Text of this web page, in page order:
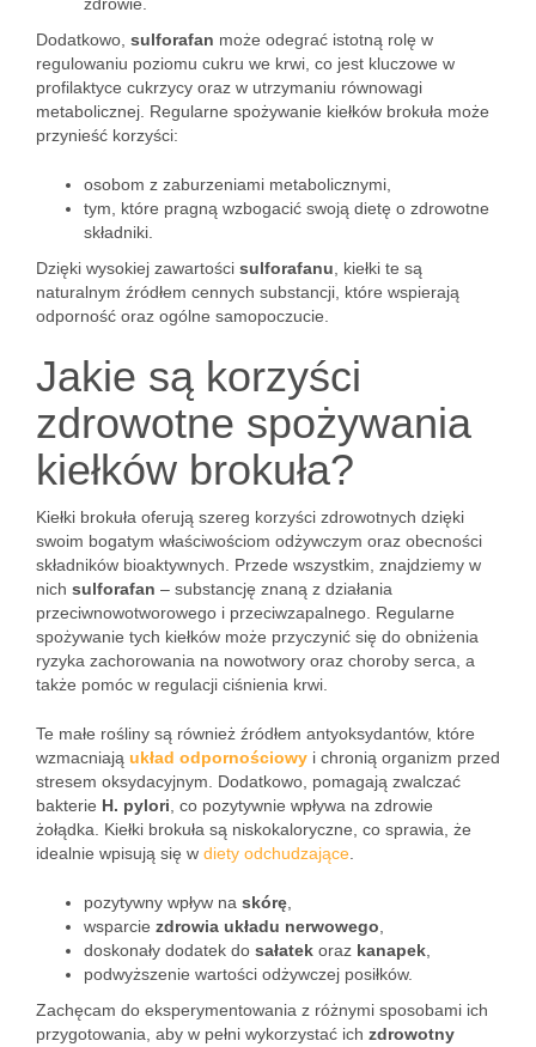
Dodatkowo, sulforafan może odegrać istotną rolę w
regulowaniu poziomu cukru we krwi, co jest kluczowe w
profilaktyce cukrzycy oraz w utrzymaniu równowagi
metabolicznej. Regularne spożywanie kiełków brokuła może
przynieść korzyści:
osobom z zaburzeniami metabolicznymi,
tym, które pragną wzbogacić swoją dietę o zdrowotne
składniki.
Dzięki wysokiej zawartości sulforafanu , kiełki te są
naturalnym źródłem cennych substancji, które wspierają
odporność oraz ogólne samopoczucie.
Jakie są korzyści
zdrowotne spożywania
kiełków brokuła?
Kiełki brokuła oferują szereg korzyści zdrowotnych dzięki
swoim bogatym właściwościom odżywczym oraz obecności
składników bioaktywnych. Przede wszystkim, znajdziemy w
nich sulforafan – substancję znaną z działania
przeciwnowotworowego i przeciwzapalnego. Regularne
spożywanie tych kiełków może przyczynić się do obniżenia
ryzyka zachorowania na nowotwory oraz choroby serca, a
także pomóc w regulacji ciśnienia krwi.
Te małe rośliny są również źródłem antyoksydantów, które
wzmacniają układ odpornościowy i chronią organizm przed
stresem oksydacyjnym. Dodatkowo, pomagają zwalczać
bakterie H. pylori , co pozytywnie wpływa na zdrowie
żołądka. Kiełki brokuła są niskokaloryczne, co sprawia, że
idealnie wpisują się w diety odchudzające
pozytywny wpływ na skórę
wsparcie zdrowia układu nerwowego
doskonały dodatek do sałatek oraz kanapek
podwyższenie wartości odżywczej posiłków.
Zachęcam do eksperymentowania z różnymi sposobami ich
przygotowania, aby w pełni wykorzystać ich zdrowotny